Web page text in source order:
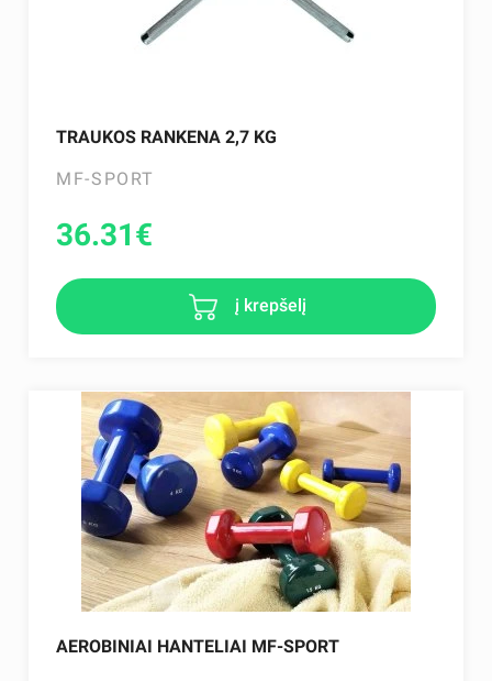
TRAUKOS RANKENA 2,7 KG
MF-SPORT
36.31€
į krepšelį
AEROBINIAI HANTELIAI MF-SPORT